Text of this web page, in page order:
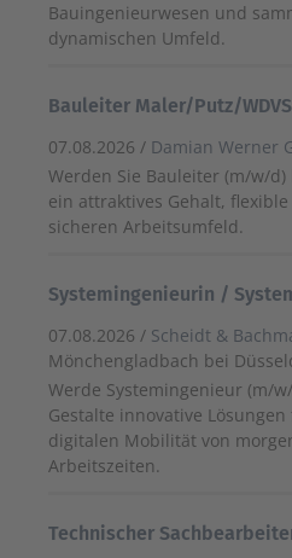
Bauingenieurwesen und
dynamischen Umfeld.
Bauleiter Maler/Putz/
07.08.2026 / Damian Werner
Werden Sie Bauleiter (m/w/d)
ein attraktives Gehalt,
sicheren Arbeitsumfeld.
Systemingenieurin /
07.08.2026 / Scheidt &
Mönchengladbach bei
Werde Systemingenieur (m/
Gestalte innovative
digitalen Mobilität von
Arbeitszeiten.
Technischer